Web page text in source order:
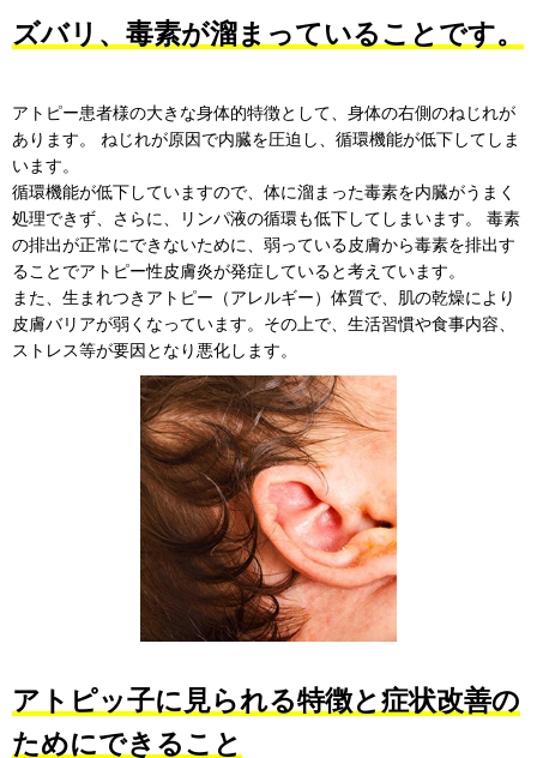
ズバリ、毒素が溜まっていることです。
アトピー患者様の大きな身体的特徴として、身体の右側のねじれが
あります。 ねじれが原因で内臓を圧迫し、循環機能が低下してしま
います。
循環機能が低下していますので、体に溜まった毒素を内臓がうまく
処理できず、さらに、リンパ液の循環も低下してしまいます。 毒素
の排出が正常にできないために、弱っている皮膚から毒素を排出す
ることでアトピー性皮膚炎が発症していると考えています。
また、生まれつきアトピー（アレルギー）体質で、肌の乾燥により
皮膚バリアが弱くなっています。その上で、生活習慣や食事内容、
ストレス等が要因となり悪化します。
アトピッ子に見られる特徴と症状改善の
ためにできること